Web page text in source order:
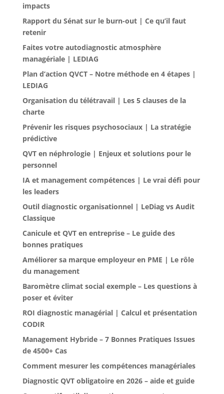
impacts
Rapport du Sénat sur le burn-out | Ce qu’il faut
retenir
Faites votre autodiagnostic atmosphère
managériale | LEDIAG
Plan d’action QVCT – Notre méthode en 4 étapes |
LEDIAG
Organisation du télétravail | Les 5 clauses de la
charte
Prévenir les risques psychosociaux | La stratégie
prédictive
QVT en néphrologie | Enjeux et solutions pour le
personnel
IA et management compétences | Le vrai défi pour
les leaders
Outil diagnostic organisationnel | LeDiag vs Audit
Classique
Canicule et QVT en entreprise – Le guide des
bonnes pratiques
Améliorer sa marque employeur en PME | Le rôle
du management
Baromètre climat social exemple – Les questions à
poser et éviter
ROI diagnostic managérial | Calcul et présentation
CODIR
Management Hybride – 7 Bonnes Pratiques Issues
de 4500+ Cas
Comment mesurer les compétences managériales
Diagnostic QVT obligatoire en 2026 – aide et guide